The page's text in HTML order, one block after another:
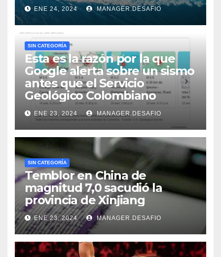
ENE 24, 2024 MANAGER.DESAFIO
SIN CATEGORÍA
Esta es la razón por la que
Google alerta sobre un sismo
antes que el Servicio
Geológico Colombiano
ENE 23, 2024 MANAGER.DESAFIO
SIN CATEGORÍA
Temblor en China de
magnitud 7,0 sacudió la
provincia de Xinjiang
ENE 23, 2024 MANAGER.DESAFIO